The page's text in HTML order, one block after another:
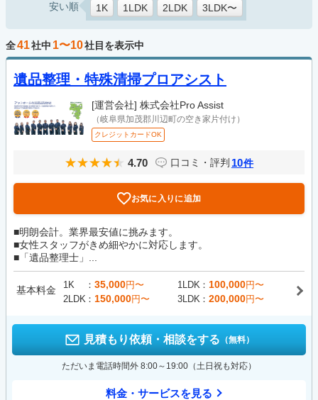
安い順 1K 1LDK 2LDK 3LDK〜
全41社中 1〜10社目を表示中
遺品整理・特殊清掃プロアシスト
[運営会社] 株式会社Pro Assist
（岐阜県加茂郡川辺町の空き家片付け）
クレジットカードOK
4.70 口コミ・評判 10件
お気に入りに追加
■明朗会計。業界最安値に挑みます。
■女性スタッフがきめ細やかに対応します。
■「遺品整理士」...
基本料金 1K 35,000円〜 1LDK 100,000円〜
2LDK
150,000円〜 3LDK 200,000円〜
見積もり依頼・相談をする （無料）
ただいま電話時間外 8:00～19:00（土日祝も対応）
料金・サービスを見る